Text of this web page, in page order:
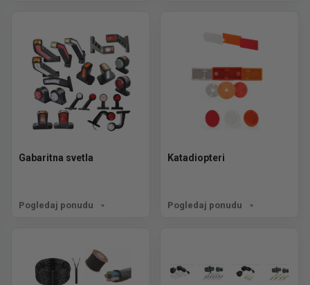
Gabaritna svetla
Pogledaj ponudu
Katadiopteri
Pogledaj ponudu